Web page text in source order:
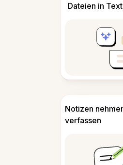
Dateien in
Notizen
verfassen